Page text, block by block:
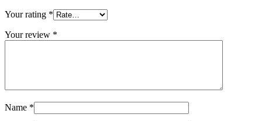
Your rating *
Your review *
Name *